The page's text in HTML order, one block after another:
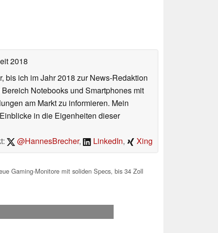
2018
bis ich im Jahr 2018 zur News-Redaktion
Notebooks und Smartphones mit
am Markt zu informieren. Mein
in die Eigenheiten dieser
@HannesBrecher, LinkedIn, Xing
Gaming-Monitore mit soliden Specs, bis 34 Zoll